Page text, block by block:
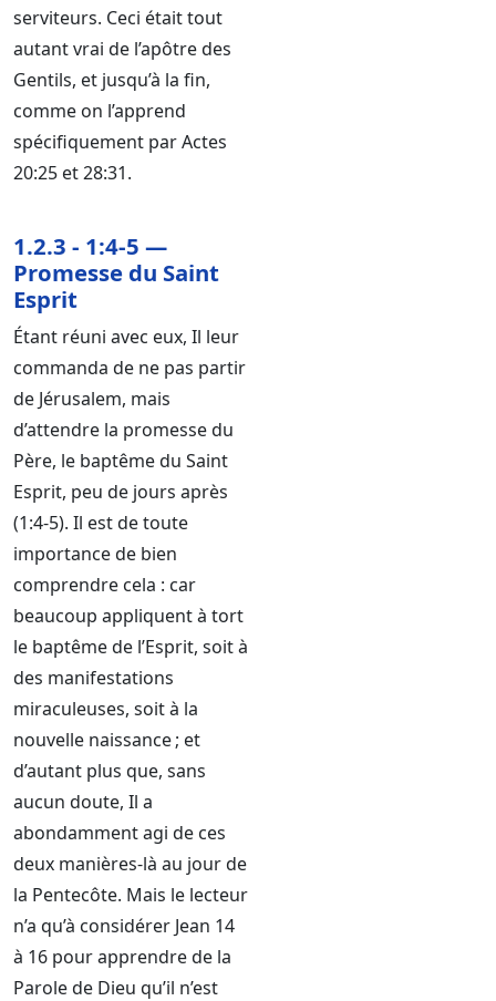
serviteurs. Ceci était tout
autant vrai de l’apôtre des
Gentils, et jusqu’à la fin,
comme on l’apprend
spécifiquement par Actes
20:25 et 28:31.
1.2.3 - 1:4-5 —
Promesse du Saint
Esprit
Étant réuni avec eux, Il leur
commanda de ne pas partir
de Jérusalem, mais
d’attendre la promesse du
Père, le baptême du Saint
Esprit, peu de jours après
(1:4-5). Il est de toute
importance de bien
comprendre cela : car
beaucoup appliquent à tort
le baptême de l’Esprit, soit à
des manifestations
miraculeuses, soit à la
nouvelle naissance ; et
d’autant plus que, sans
aucun doute, Il a
abondamment agi de ces
deux manières-là au jour de
la Pentecôte. Mais le lecteur
n’a qu’à considérer Jean 14
à 16 pour apprendre de la
Parole de Dieu qu’il n’est